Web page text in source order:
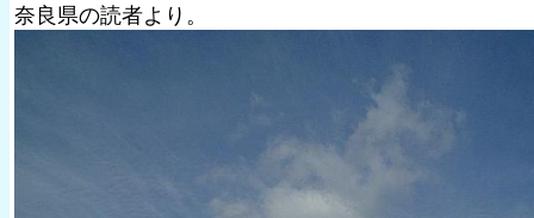
奈良県の読者より。